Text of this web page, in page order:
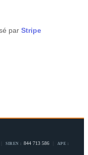
par Stripe
SIREN : 844 713 586 APE :